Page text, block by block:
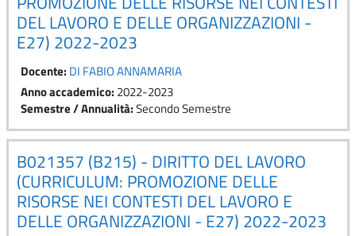
DEL LAVORO E DELLE ORGANIZZAZIONI -
E27) 2022-2023
Docente: DI FABIO ANNAMARIA
Anno accademico: 2022-2023
Semestre / Annualità:Secondo Semestre
B021357 (B215) - DIRITTO DEL LAVORO
(CURRICULUM: PROMOZIONE DELLE
RISORSE NEI CONTESTI DEL LAVORO E
DELLE ORGANIZZAZIONI - E27) 2022-2023